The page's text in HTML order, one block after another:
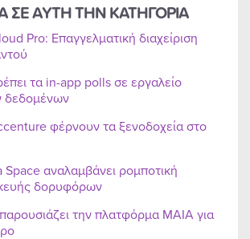
ΣΕ ΑΥΤΗ ΤΗΝ ΚΑΤΗΓΟΡΙΑ
Pro: Επαγγελματική διαχείριση
τα in-app polls σε εργαλείο
δεδομένων
φέρνουν τα ξενοδοχεία στο
αναλαμβάνει ρομποτική
δορυφόρων
την πλατφόρμα MAIA για